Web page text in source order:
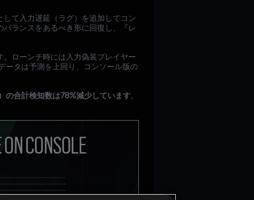
て入力遅延（ラグ）を追加してコン
ランスをあるべき形に回復し、『レ
ローンチ時には入力偽装プレイヤー
ータは予測を上回り、コンソール版の
の合計検知数は78%減少しています。